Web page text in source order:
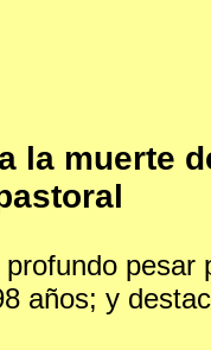
la muerte
años; y